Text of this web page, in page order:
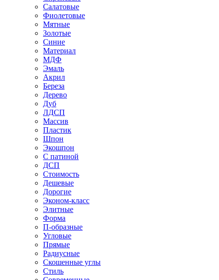
Салатовые
Фиолетовые
Мятные
Золотые
Синие
Материал
МДФ
Эмаль
Акрил
Береза
Дерево
Дуб
ЛДСП
Массив
Пластик
Шпон
Экошпон
С патиной
ДСП
Стоимость
Дешевые
Дорогие
Эконом-класс
Элитные
Форма
П-образные
Угловые
Прямые
Радиусные
Скошенные углы
Стиль